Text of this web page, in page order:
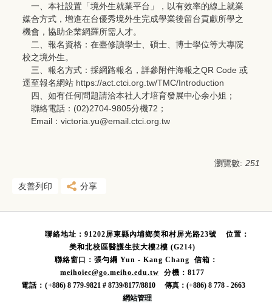
一、本社設置「境外生就業平台」，以有效率的線上就業
媒合方式，增進在台優秀境外生完成學業後留台貢獻所學之
機會，協助企業網羅所需人才。
二、報名資格：在臺修讀學士、碩士、博士學位等大專院
校之境外生。
三、報名方式：採網路報名，詳參附件海報之QR Code 或
逕至報名網站 https://act.ctci.org.tw/TMC/Introduction
四、如有任何問題請洽本社人才培育發展中心余小姐；
聯絡電話：(02)2704-9805分機72；
Email：victoria.yu@email.ctci.org.tw
瀏覽數: 251
友善列印 分享
聯絡地址：91202屏東縣內埔鄉美和村屏光路23號
位置：
美和北校區醫護生技大樓2樓 (G214)
聯絡窗口：張勻綱 Yun - Kang Chang 信箱：
meihoiec@go.meiho.edu.tw
分機：8177
電話：(+886) 8 779-9821 # 8739/8177/8810 傳真：(+886) 8 778 - 2663
網站管理